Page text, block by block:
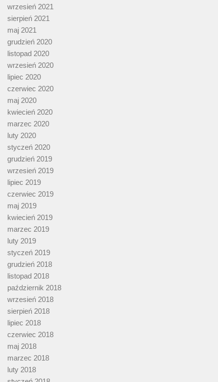
wrzesień 2021
sierpień 2021
maj 2021
grudzień 2020
listopad 2020
wrzesień 2020
lipiec 2020
czerwiec 2020
maj 2020
kwiecień 2020
marzec 2020
luty 2020
styczeń 2020
grudzień 2019
wrzesień 2019
lipiec 2019
czerwiec 2019
maj 2019
kwiecień 2019
marzec 2019
luty 2019
styczeń 2019
grudzień 2018
listopad 2018
październik 2018
wrzesień 2018
sierpień 2018
lipiec 2018
czerwiec 2018
maj 2018
marzec 2018
luty 2018